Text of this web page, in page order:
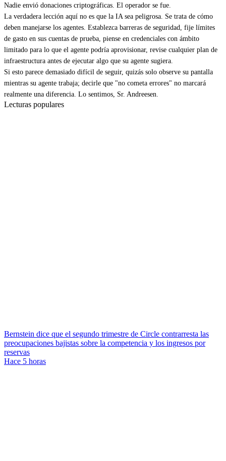
Nadie envió donaciones criptográficas. El operador se fue.
La verdadera lección aquí no es que la IA sea peligrosa. Se trata de cómo
deben manejarse los agentes. Establezca barreras de seguridad, fije límites
de gasto en sus cuentas de prueba, piense en credenciales con ámbito
limitado para lo que el agente podría aprovisionar, revise cualquier plan de
infraestructura antes de ejecutar algo que su agente sugiera.
Si esto parece demasiado difícil de seguir, quizás solo observe su pantalla
mientras su agente trabaja; decirle que "no cometa errores" no marcará
realmente una diferencia. Lo sentimos, Sr. Andreesen.
Lecturas populares
Bernstein dice que el segundo trimestre de Circle contrarresta las
preocupaciones bajistas sobre la competencia y los ingresos por
reservas
Hace 5 horas